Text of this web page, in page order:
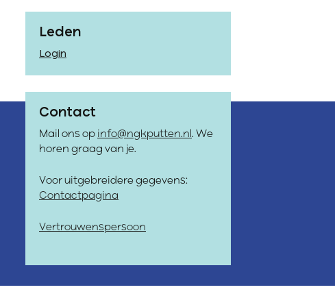
Leden
Login
Contact
Mail ons op info@ngkputten.nl . We
horen graag van je.
Voor uitgebreidere gegevens:
Contactpagina
Vertrouwenspersoon